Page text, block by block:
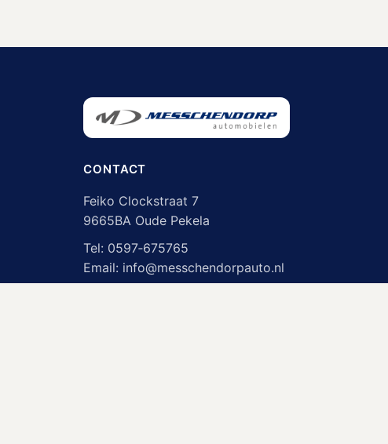
CONTACT
Feiko Clockstraat 7
9665BA Oude Pekela
Tel: 0597‑675765
Email: info@messchendorpauto.nl